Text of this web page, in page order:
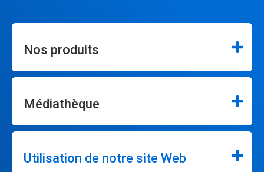
Nos produits
Médiathèque
Utilisation de notre site Web